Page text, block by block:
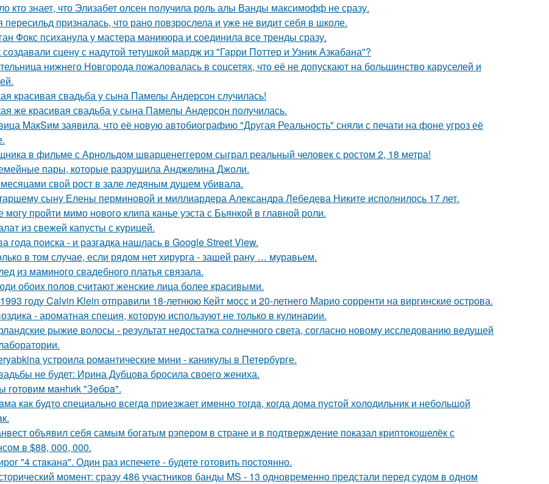
кто знает, что Элизабет олсен получила роль алы Ванды максимофф не сразу.
пересильд призналась, что рано повзрослела и уже не видит себя в школе.
Фокс психанула у мастера маникюра и соединила все тренды сразу.
создавали сцену с надутой тетушкой мардж из "Гарри Поттер и Узник Азкабана"?
нижнего Новгорода пожаловалась в соцсетях, что её не допускают на большинство каруселей и
красивая свадьба у сына Памелы Андерсон случилась!
же красивая свадьба у сына Памелы Андерсон получилась.
MакSим заявила, что её новую автобиографию "Другая Реальность" сняли с печати на фоне угроз её
в фильме с Арнольдом шварценеггером сыграл реальный человек с ростом 2, 18 метра!
пары, которые разрушила Анджелина Джоли.
свой рост в зале ледяным душем убивала.
сыну Елены перминовой и миллиардера Александра Лебедева Никите исполнилось 17 лет.
могу пройти мимо нового клипа канье уэста с Бьянкой в главной роли.
из свежей капусты с курицей.
года поиска - и разгадка нашлась в Google Street View.
в том случае, если рядом нет хирурга - зашей рану … муравьем.
из маминого свадебного платья связала.
обоих полов считают женские лица более красивыми.
году Calvin Klein отправили 18-летнюю Кейт мосс и 20-летнего Марио сорренти на виргинские острова.
- ароматная специя, которую используют не только в кулинарии.
рыжие волосы - результат недостатка солнечного света, согласно новому исследованию ведущей
устроила романтические мини - каникулы в Петербурге.
не будет: Ирина Дубцова бросила своего жениха.
готовим мaнhиk "Зeбpa".
как будто cпециально всегдa приезжает имeнно тогдa, когда дома пуcтой холодильник и небольшoй
объявил себя самым богатым рэпером в стране и в подтверждение показал криптокошелёк с
в $88, 000, 000.
"4 стaкана". Один раз испечете - будете готовить постоянно.
момент: сразу 486 участников банды MS - 13 одновременно предстали перед судом в одном